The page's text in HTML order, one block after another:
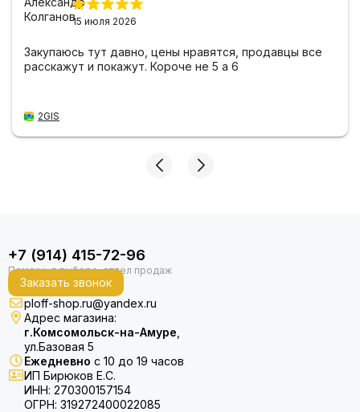
15 июля 2026
Закупаюсь тут давно, цены нравятся, продавцы все
расскажут и покажут. Короче не 5 а 6
2GIS
+7 (914) 415-72-96
Заказать звонок
ploff-shop.ru@yandex.ru
Адрес магазина:
г.Комсомольск-на-Амуре
ул.Базовая 5
Ежедневно с 10 до 19 часов
ИП Бирюков Е.С.
ИНН: 270300157154
ОГРН: 319272400022085